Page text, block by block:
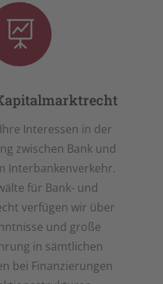

Interessen in der
zwischen Bank und
Interbankenverkehr.
für Bank- und
verfügen wir über
und große
in sämtlichen
bei Finanzierungen